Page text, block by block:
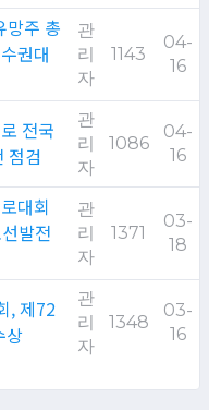
망주 총
권대
관
리
자
1143
04-
16
전국
점검
관
리
자
1086
04-
16
대회
발전
관
리
자
1371
03-
18
, 제72
상
관
리
자
1348
03-
16